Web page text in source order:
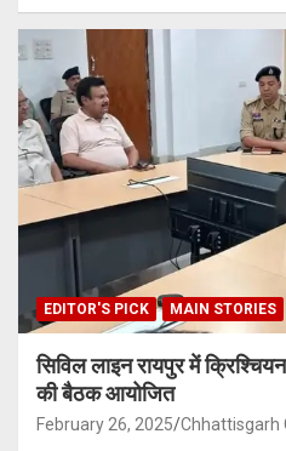
EDITOR'S PICK MAIN STORIES
सिविल लाइन रायपुर में
की बैठक आयोजित
February 26, 2025 Chhattisgarh